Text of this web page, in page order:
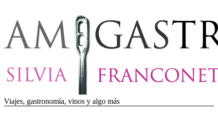
Viajes, gastronomía, vinos y algo más